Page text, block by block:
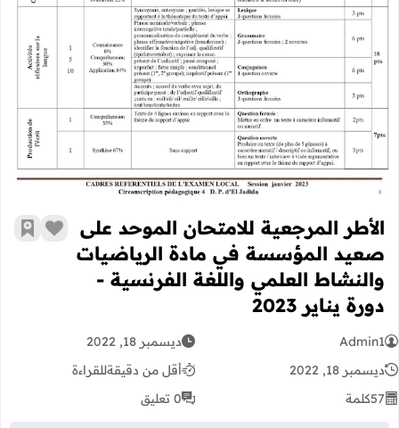
الأطر المرجعية للامتحان الموحد على
الأطر المرجعية للامتحان الموحد على
صعيد المؤسسة في مادة الرياضيات
والنشاط العلمي واللغة الفرنسية -
دورة يناير 2023
زر أضف
Admin1
ديسمبر 18, 2022
ديسمبر 18, 2022
أقل من دقيقةللقراءة
57كلمة 0 تعليق